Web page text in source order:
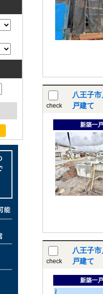
check
八王子
戸建て
新築一
check
八王子
戸建て
新築一